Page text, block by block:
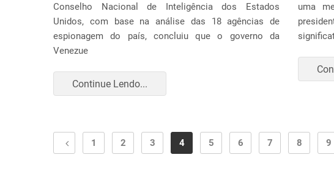
Conselho Nacional de Inteligência dos Estados
Unidos, com base na análise das 18 agências de
espionagem do país, concluiu que o governo da
Venezue
Continue Lendo...
uma
1 2 3 4 5 6 7 8 9